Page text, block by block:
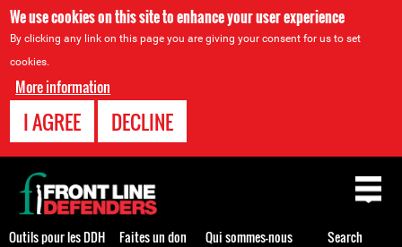
We use cookies on this site to enhance your user experience
By clicking any link on this page you are giving your consent for us to set
cookies.
More information
I AGREE DECLINE
Back
to
top
Outils pour les DDH Faites un don
Qui sommes-nous
Search